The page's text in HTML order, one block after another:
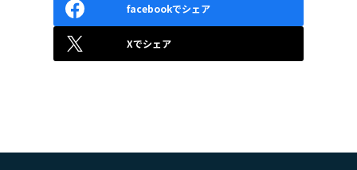
facebookでシェア
Xでシェア